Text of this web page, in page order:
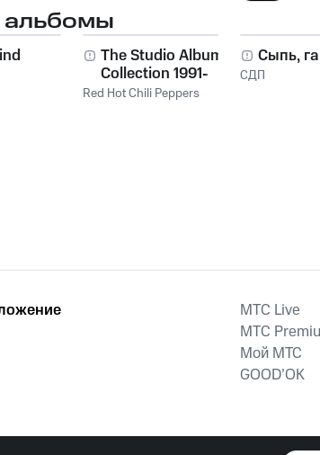
The Studio Album
Collection 1991-
2011
Red Hot Chili Peppers
Сыпь,
СДП
MTС Live
MTС
Мой МТС
GOOD’OK